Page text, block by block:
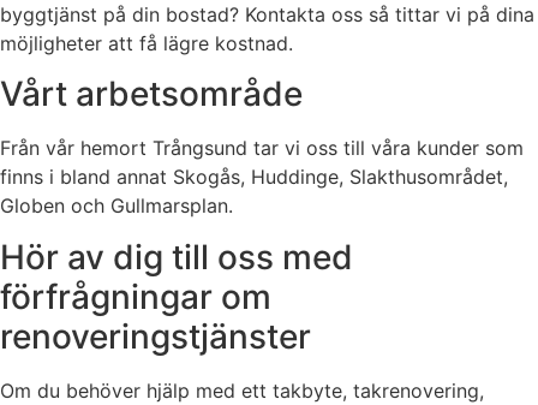
byggtjänst på din bostad? Kontakta oss så tittar vi på dina
möjligheter att få lägre kostnad.
Vårt arbetsområde
Från vår hemort Trångsund tar vi oss till våra kunder som
finns i bland annat Skogås, Huddinge, Slakthusområdet,
Globen och Gullmarsplan.
Hör av dig till oss med
förfrågningar om
renoveringstjänster
Om du behöver hjälp med ett takbyte, takrenovering,